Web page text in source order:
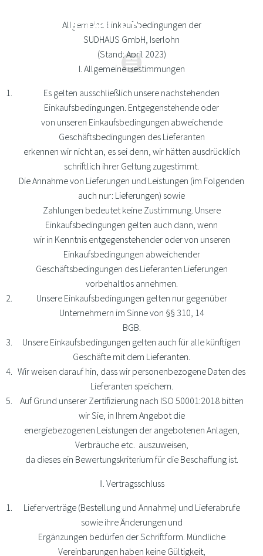
Inhalt
springen
Allgemeine Einkaufsbedingungen der
SUDHAUS GmbH, Iserlohn
(Stand: April 2023)
I. Allgemeine Bestimmungen
Es gelten ausschließlich unsere nachstehenden
Einkaufsbedingungen. Entgegenstehende oder
von unseren Einkaufsbedingungen abweichende
Geschäftsbedingungen des Lieferanten
erkennen wir nicht an, es sei denn, wir hätten ausdrücklich
schriftlich ihrer Geltung zugestimmt.
Die Annahme von Lieferungen und Leistungen (im Folgenden
auch nur: Lieferungen) sowie
Zahlungen bedeutet keine Zustimmung. Unsere
Einkaufsbedingungen gelten auch dann, wenn
wir in Kenntnis entgegenstehender oder von unseren
Einkaufsbedingungen abweichender
Geschäftsbedingungen des Lieferanten Lieferungen
vorbehaltlos annehmen.
Unsere Einkaufsbedingungen gelten nur gegenüber
Unternehmern im Sinne von §§ 310, 14
BGB.
Unsere Einkaufsbedingungen gelten auch für alle künftigen
Geschäfte mit dem Lieferanten.
Wir weisen darauf hin, dass wir personenbezogene Daten des
Lieferanten speichern.
Auf Grund unserer Zertifizierung nach ISO 50001:2018 bitten
wir Sie, in Ihrem Angebot die
energiebezogenen Leistungen der angebotenen Anlagen,
Verbräuche etc. auszuweisen,
da dieses ein Bewertungskriterium für die Beschaffung ist.
II. Vertragsschluss
Lieferverträge (Bestellung und Annahme) und Lieferabrufe
sowie ihre Änderungen und
Ergänzungen bedürfen der Schriftform. Mündliche
Vereinbarungen haben keine Gültigkeit,